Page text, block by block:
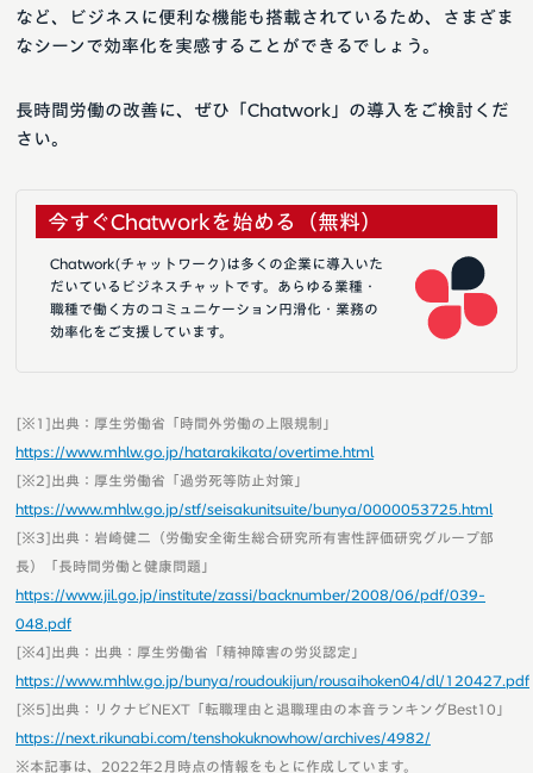
など、ビジネスに便利な機能も搭載されているため、さまざま
なシーンで効率化を実感することができるでしょう。
長時間労働の改善に、ぜひ「Chatwork」の導入をご検討くだ
さい。
今すぐChatworkを始める（無料）
Chatwork(チャットワーク)は多くの企業に導入いた
だいているビジネスチャットです。あらゆる業種・
職種で働く方のコミュニケーション円滑化・業務の
効率化をご支援しています。
[※1]出典：厚生労働省「時間外労働の上限規制」
https://www.mhlw.go.jp/hatarakikata/overtime.html
[※2]出典：厚生労働省「過労死等防止対策」
https://www.mhlw.go.jp/stf/seisakunitsuite/bunya/0000053725.html
[※3]出典：岩崎健二（労働安全衛生総合研究所有害性評価研究グループ部
長）「長時間労働と健康問題」
https://www.jil.go.jp/institute/zassi/backnumber/2008/06/pdf/039-
048.pdf
[※4]出典：出典：厚生労働省「精神障害の労災認定」
https://www.mhlw.go.jp/bunya/roudoukijun/rousaihoken04/dl/120427.pdf
[※5]出典：リクナビNEXT「転職理由と退職理由の本音ランキングBest10」
https://next.rikunabi.com/tenshokuknowhow/archives/4982/
※本記事は、2022年2月時点の情報をもとに作成しています。